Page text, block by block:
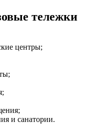
тележки
центры;
и санатории.